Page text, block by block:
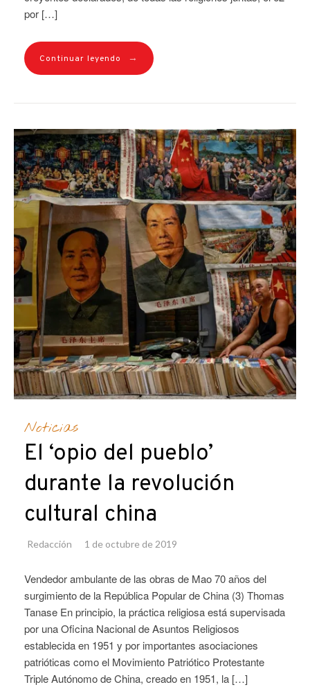
por […]
Continuar leyendo →
Noticias
El ‘opio del pueblo’
durante la revolución
cultural china
Redacción 1 de octubre de 2019
Vendedor ambulante de las obras de Mao 70 años del
surgimiento de la República Popular de China (3) Thomas
Tanase En principio, la práctica religiosa está supervisada
por una Oficina Nacional de Asuntos Religiosos
establecida en 1951 y por importantes asociaciones
patrióticas como el Movimiento Patriótico Protestante
Triple Autónomo de China, creado en 1951, la […]